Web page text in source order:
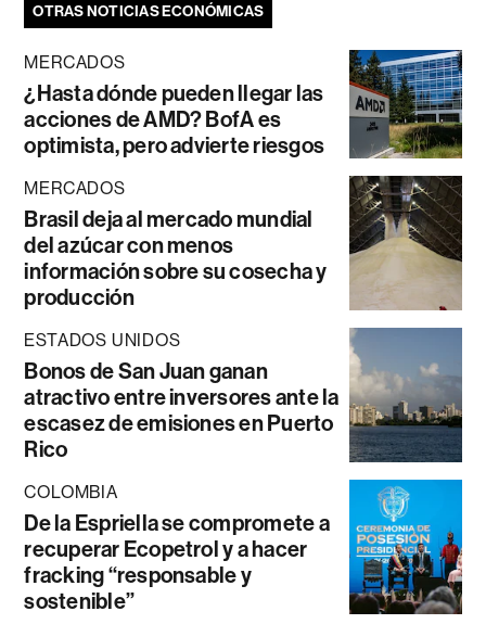
OTRAS NOTICIAS ECONÓMICAS
MERCADOS
¿Hasta dónde pueden llegar las
acciones de AMD? BofA es
optimista, pero advierte riesgos
MERCADOS
Brasil deja al mercado mundial
del azúcar con menos
información sobre su cosecha y
producción
ESTADOS UNIDOS
Bonos de San Juan ganan
atractivo entre inversores ante la
escasez de emisiones en Puerto
Rico
COLOMBIA
De la Espriella se compromete a
recuperar Ecopetrol y a hacer
fracking “responsable y
sostenible”